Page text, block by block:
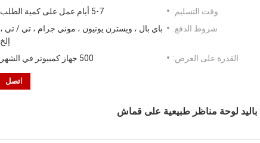
وقت التسليم:
5-7 أيام عمل على كمية الطلب
شروط الدفع:
باي بال ، ويسترن يونيون ، موني جرام ، تي / تي ،
إلخ
القدرة على العرض:
500 جهاز كمبيوتر في الشهر
اتصل
لوحة مناظر طبيعية على قماش